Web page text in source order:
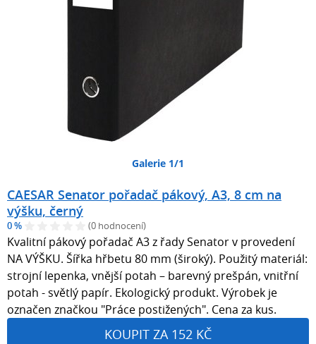
Galerie 1/1
CAESAR Senator pořadač pákový, A3, 8 cm na
výšku, černý
0 % (0 hodnocení)
Kvalitní pákový pořadač A3 z řady Senator v provedení
NA VÝŠKU. Šířka hřbetu 80 mm (široký). Použitý materiál:
strojní lepenka, vnější potah – barevný prešpán, vnitřní
potah - světlý papír. Ekologický produkt. Výrobek je
označen značkou "Práce postižených". Cena za kus.
KOUPIT ZA 152 KČ